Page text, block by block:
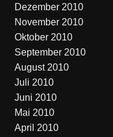
Dezember 2010
November 2010
Oktober 2010
September 2010
August 2010
Juli 2010
Juni 2010
Mai 2010
April 2010